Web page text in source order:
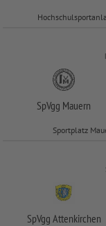
SpVgg Mauern
Sportplatz
SpVgg Attenkirchen